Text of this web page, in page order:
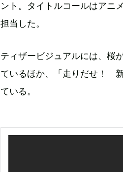
ント。タイトルコールはアニ
担当した。
ティザービジュアルには、桜
ているほか、「走りだせ！
ている。